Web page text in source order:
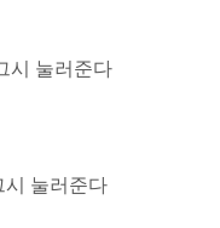
시 눌러준다
시 눌러준다